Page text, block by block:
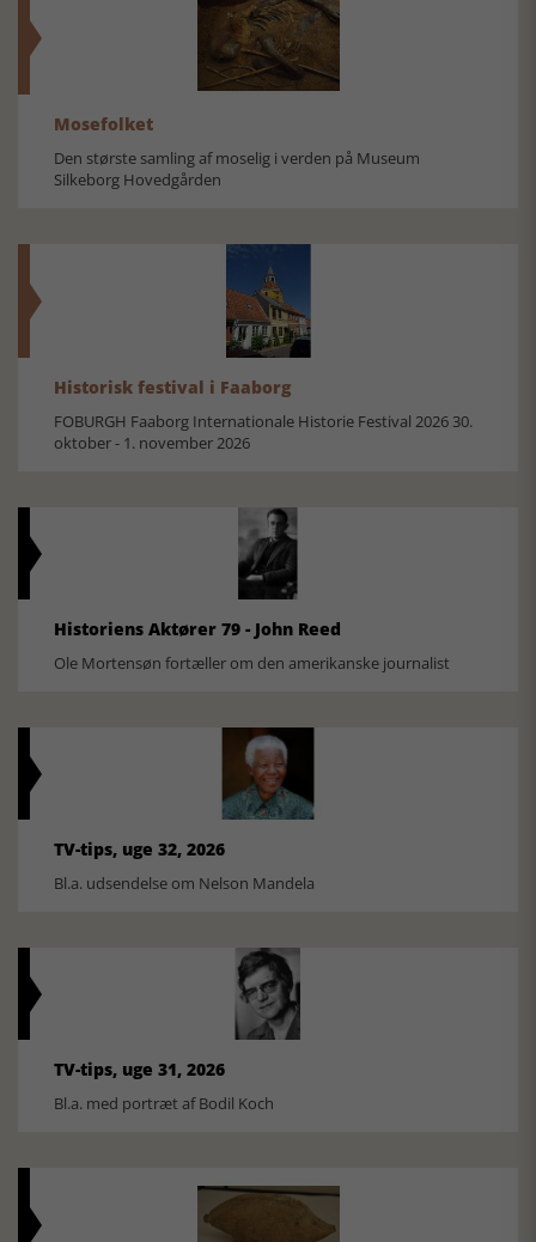
Mosefolket
Den største samling af moselig i verden på Museum
Silkeborg Hovedgården
Historisk festival i Faaborg
FOBURGH Faaborg Internationale Historie Festival 2026 30.
oktober - 1. november 2026
Historiens Aktører 79 - John Reed
Ole Mortensøn fortæller om den amerikanske journalist
TV-tips, uge 32, 2026
Bl.a. udsendelse om Nelson Mandela
TV-tips, uge 31, 2026
Bl.a. med portræt af Bodil Koch